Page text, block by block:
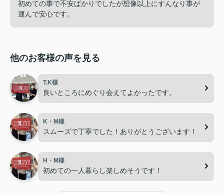
初めての事で不安ばかりでしたが想像以上にすんなり事が
運んで安心です。
他のお客様の声を見る
T.K様
良いところにめぐり会えてよかったです。
K・M様
スムーズで丁寧でした！ありがとうございます！
H・M様
初めての一人暮らし楽しめそうです！